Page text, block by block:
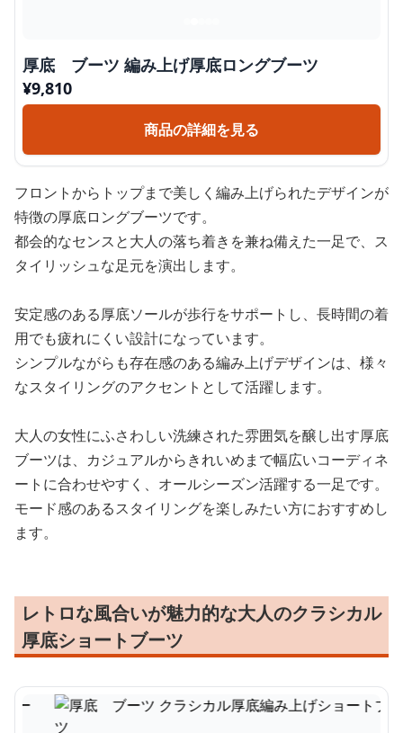
厚底 ブーツ 編み上げ厚底ロングブーツ
¥9,810
商品の詳細を見る
フロントからトップまで美しく編み上げられたデザインが
特徴の厚底ロングブーツです。
都会的なセンスと大人の落ち着きを兼ね備えた一足で、ス
タイリッシュな足元を演出します。
安定感のある厚底ソールが歩行をサポートし、長時間の着
用でも疲れにくい設計になっています。
シンプルながらも存在感のある編み上げデザインは、様々
なスタイリングのアクセントとして活躍します。
大人の女性にふさわしい洗練された雰囲気を醸し出す厚底
ブーツは、カジュアルからきれいめまで幅広いコーディネ
ートに合わせやすく、オールシーズン活躍する一足です。
モード感のあるスタイリングを楽しみたい方におすすめし
ます。
レトロな風合いが魅力的な大人のクラシカル
厚底ショートブーツ